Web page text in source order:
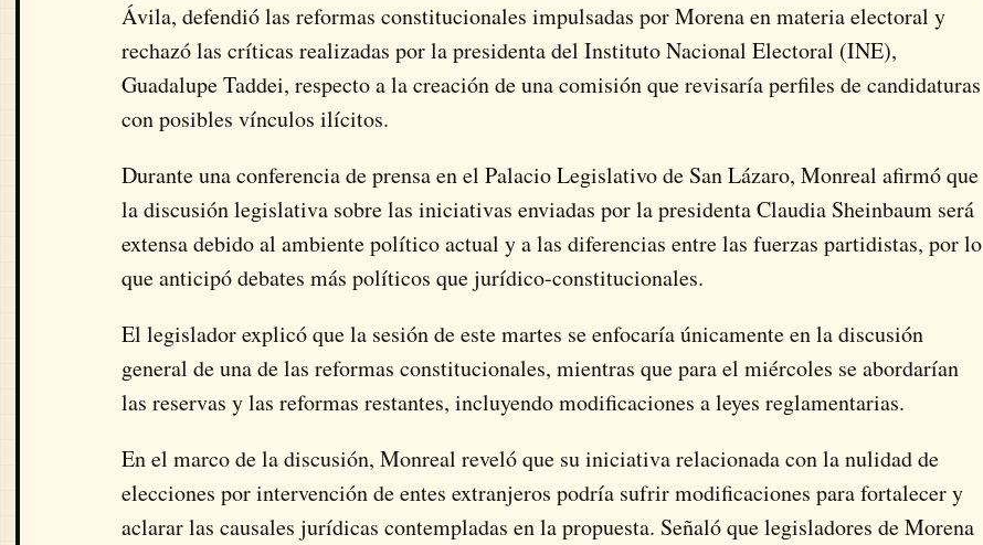
Ávila, defendió las reformas constitucionales impulsadas por Morena en materia electoral y
rechazó las críticas realizadas por la presidenta del Instituto Nacional Electoral (INE),
Guadalupe Taddei, respecto a la creación de una comisión que revisaría perfiles de candidaturas
con posibles vínculos ilícitos.
Durante una conferencia de prensa en el Palacio Legislativo de San Lázaro, Monreal afirmó que
la discusión legislativa sobre las iniciativas enviadas por la presidenta Claudia Sheinbaum será
extensa debido al ambiente político actual y a las diferencias entre las fuerzas partidistas, por lo
que anticipó debates más políticos que jurídico-constitucionales.
El legislador explicó que la sesión de este martes se enfocaría únicamente en la discusión
general de una de las reformas constitucionales, mientras que para el miércoles se abordarían
las reservas y las reformas restantes, incluyendo modificaciones a leyes reglamentarias.
En el marco de la discusión, Monreal reveló que su iniciativa relacionada con la nulidad de
elecciones por intervención de entes extranjeros podría sufrir modificaciones para fortalecer y
aclarar las causales jurídicas contempladas en la propuesta. Señaló que legisladores de Morena